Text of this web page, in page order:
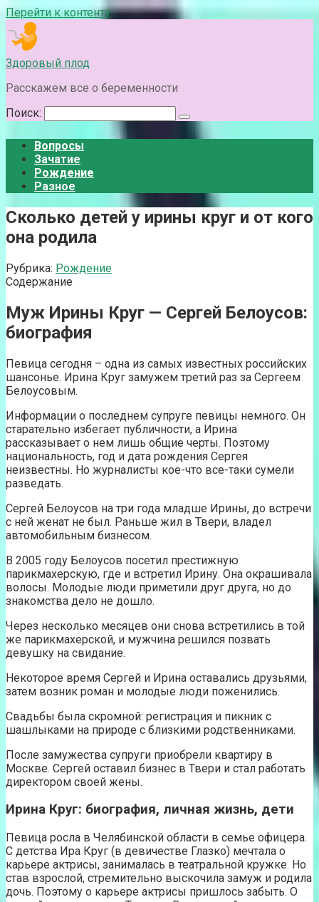
Перейти к контенту
Здоровый плод
Расскажем все о беременности
Поиск:
Вопросы
Зачатие
Рождение
Разное
Сколько детей у ирины круг и от кого
она родила
Рубрика: Рождение
Содержание
Муж Ирины Круг — Сергей Белоусов:
биография
Певица сегодня – одна из самых известных российских
шансонье. Ирина Круг замужем третий раз за Сергеем
Белоусовым.
Информации о последнем супруге певицы немного. Он
старательно избегает публичности, а Ирина
рассказывает о нем лишь общие черты. Поэтому
национальность, год и дата рождения Сергея
неизвестны. Но журналисты кое-что все-таки сумели
разведать.
Сергей Белоусов на три года младше Ирины, до встречи
с ней женат не был. Раньше жил в Твери, владел
автомобильным бизнесом.
В 2005 году Белоусов посетил престижную
парикмахерскую, где и встретил Ирину. Она окрашивала
волосы. Молодые люди приметили друг друга, но до
знакомства дело не дошло.
Через несколько месяцев они снова встретились в той
же парикмахерской, и мужчина решился позвать
девушку на свидание.
Некоторое время Сергей и Ирина оставались друзьями,
затем возник роман и молодые люди поженились.
Свадьбы была скромной: регистрация и пикник с
шашлыками на природе с близкими родственниками.
После замужества супруги приобрели квартиру в
Москве. Сергей оставил бизнес в Твери и стал работать
директором своей жены.
Ирина Круг: биография, личная жизнь, дети
Певица росла в Челябинской области в семье офицера.
С детства Ира Круг (в девичестве Глазко) мечтала о
карьере актрисы, занималась в театральной кружке. Но
став взрослой, стремительно выскочила замуж и родила
дочь. Поэтому о карьере актрисы пришлось забыть. О